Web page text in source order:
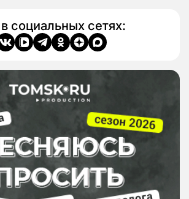
социальных сетях: